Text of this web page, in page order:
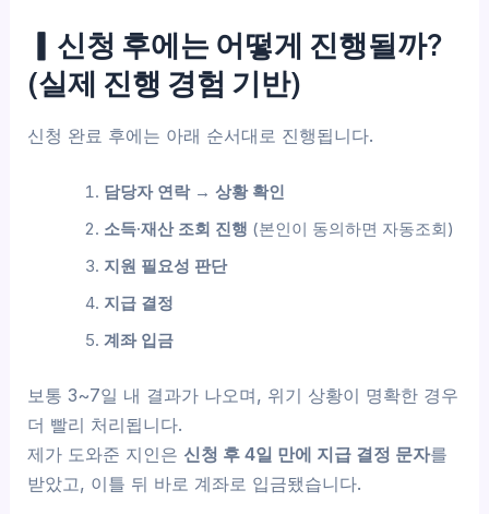
▎신청 후에는 어떻게 진행될까?
(실제 진행 경험 기반)
신청 완료 후에는 아래 순서대로 진행됩니다.
담당자 연락 → 상황 확인
소득·재산 조회 진행 (본인이 동의하면 자동조회)
지원 필요성 판단
지급 결정
계좌 입금
보통 3~7일 내 결과가 나오며, 위기 상황이 명확한 경우
더 빨리 처리됩니다.
제가 도와준 지인은 신청 후 4일 만에 지급 결정 문자를
받았고, 이틀 뒤 바로 계좌로 입금됐습니다.